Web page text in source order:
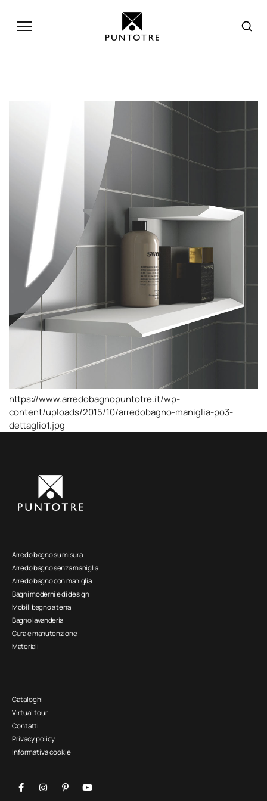
https://www.arredobagnopuntotre.it/wp-
content/uploads/2015/10/arredobagno-maniglia-po3-
dettaglio1.jpg
Arredo bagno su misura
Arredo bagno senza maniglia
Arredo bagno con maniglia
Bagni moderni e di design
Mobili bagno a terra
Bagno lavanderia
Cura e manutenzione
Materiali
Cataloghi
Virtual tour
Contatti
Privacy policy
Informativa cookie